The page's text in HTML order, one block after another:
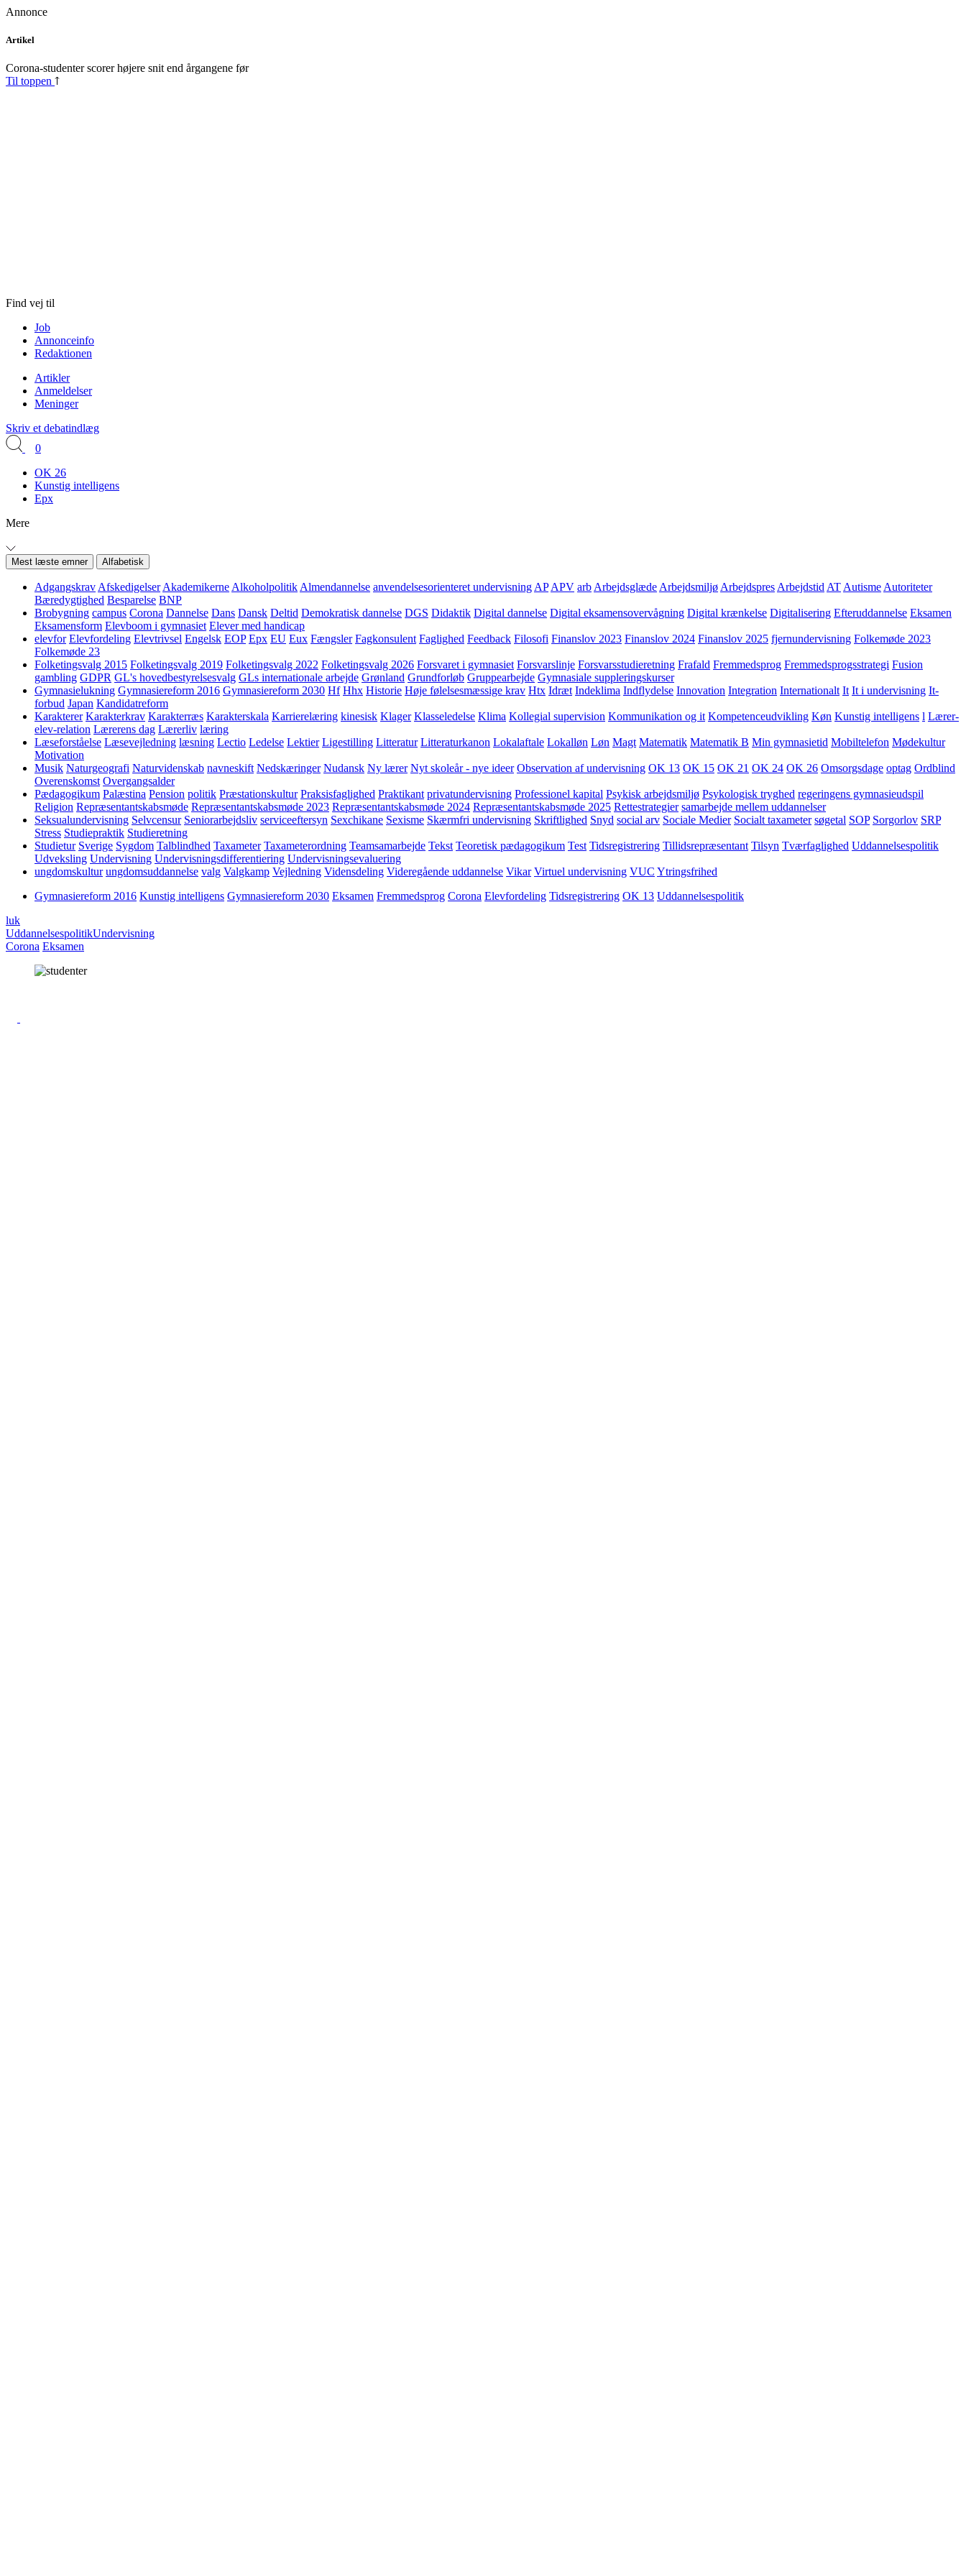
Annonce
Skip
content
Artikel
Corona-studenter scorer højere snit end årgangene før
Til toppen
Find vej til
Job
Annonceinfo
Redaktionen
Artikler
Anmeldelser
Meninger
Skriv et debatindlæg
0
OK 26
Kunstig intelligens
Epx
Mere
Mest læste emner Alfabetisk
Adgangskrav Afskedigelser Akademikerne Alkoholpolitik Almendannelse anvendelsesorienteret undervisning AP APV arb Arbejdsglæde Arbejdsmiljø Arbejdspres Arbejdstid AT Autisme Autoriteter
Bæredygtighed Besparelse BNP
Brobygning campus Corona Dannelse Dans Dansk Deltid Demokratisk dannelse DGS Didaktik Digital dannelse Digital eksamensovervågning Digital krænkelse Digitalisering Efteruddannelse Eksamen
Eksamensform Elevboom i gymnasiet Elever med handicap
elevfor Elevfordeling Elevtrivsel Engelsk EOP Epx EU Eux Fængsler Fagkonsulent Faglighed Feedback Filosofi Finanslov 2023 Finanslov 2024 Finanslov 2025 fjernundervisning Folkemøde 2023
Folkemøde 23
Folketingsvalg 2015 Folketingsvalg 2019 Folketingsvalg 2022 Folketingsvalg 2026 Forsvaret i gymnasiet Forsvarslinje Forsvarsstudieretning Frafald Fremmedsprog Fremmedsprogsstrategi Fusion
gambling GDPR GL's hovedbestyrelsesvalg GLs internationale arbejde Grønland Grundforløb Gruppearbejde Gymnasiale suppleringskurser
Gymnasielukning Gymnasiereform 2016 Gymnasiereform 2030 Hf Hhx Historie Høje følelsesmæssige krav Htx Idræt Indeklima Indflydelse Innovation Integration Internationalt It It i undervisning It-
forbud Japan Kandidatreform
Karakterer Karakterkrav Karakterræs Karakterskala Karrierelæring kinesisk Klager Klasseledelse Klima Kollegial supervision Kommunikation og it Kompetenceudvikling Køn Kunstig intelligens l Lærer-
elev-relation Lærerens dag Lærerliv læring
Læseforståelse Læsevejledning læsning Lectio Ledelse Lektier Ligestilling Litteratur Litteraturkanon Lokalaftale Lokalløn Løn Magt Matematik Matematik B Min gymnasietid Mobiltelefon Mødekultur
Motivation
Musik Naturgeografi Naturvidenskab navneskift Nedskæringer Nudansk Ny lærer Nyt skoleår - nye ideer Observation af undervisning OK 13 OK 15 OK 21 OK 24 OK 26 Omsorgsdage optag Ordblind
Overenskomst Overgangsalder
Pædagogikum Palæstina Pension politik Præstationskultur Praksisfaglighed Praktikant privatundervisning Professionel kapital Psykisk arbejdsmiljø Psykologisk tryghed regeringens gymnasieudspil
Religion Repræsentantskabsmøde Repræsentantskabsmøde 2023 Repræsentantskabsmøde 2024 Repræsentantskabsmøde 2025 Rettestrategier samarbejde mellem uddannelser
Seksualundervisning Selvcensur Seniorarbejdsliv serviceeftersyn Sexchikane Sexisme Skærmfri undervisning Skriftlighed Snyd social arv Sociale Medier Socialt taxameter søgetal SOP Sorgorlov SRP
Stress Studiepraktik Studieretning
Studietur Sverige Sygdom Talblindhed Taxameter Taxameterordning Teamsamarbejde Tekst Teoretisk pædagogikum Test Tidsregistrering Tillidsrepræsentant Tilsyn Tværfaglighed Uddannelsespolitik
Udveksling Undervisning Undervisningsdifferentiering Undervisningsevaluering
ungdomskultur ungdomsuddannelse valg Valgkamp Vejledning Vidensdeling Videregående uddannelse Vikar Virtuel undervisning VUC Ytringsfrihed
Gymnasiereform 2016 Kunstig intelligens Gymnasiereform 2030 Eksamen Fremmedsprog Corona Elevfordeling Tidsregistrering OK 13 Uddannelsespolitik
luk
UddannelsespolitikUndervisning
Corona Eksamen